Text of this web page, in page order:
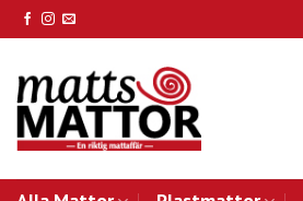
Skip
to